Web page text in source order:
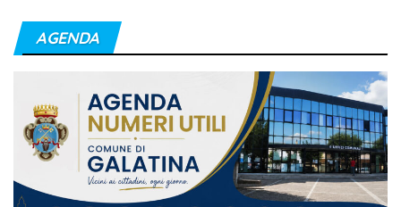
AGENDA